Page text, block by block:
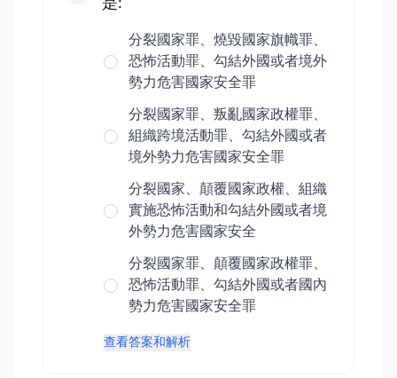
分裂國家罪、燒毀國家旗幟罪、
恐怖活動罪、勾結外國或者境外
勢力危害國家安全罪
分裂國家罪、叛亂國家政權罪、
組織跨境活動罪、勾結外國或者
境外勢力危害國家安全罪
分裂國家、顛覆國家政權、組織
實施恐怖活動和勾結外國或者境
外勢力危害國家安全
分裂國家罪、顛覆國家政權罪、
恐怖活動罪、勾結外國或者國內
勢力危害國家安全罪
查看答案和解析